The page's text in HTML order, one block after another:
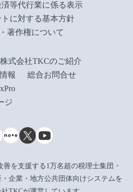
等代行業に係る表示
に対する基本方針
著作権について
株式会社TKCのご紹介
報
総合お問合せ
ジ
を支援する1万名超の税理士集団・
企業・地方公共団体向けシステムを